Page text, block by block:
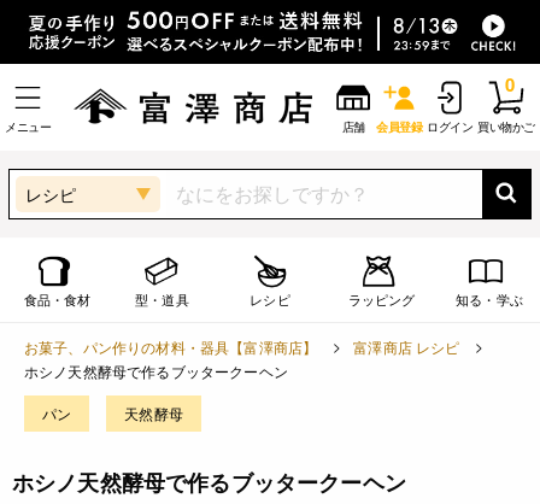
メニュー 店舗 会員登録 ログイン 買い物かご
0
レシピ
食品・食材 型・道具 レシピ ラッピング 知る・学ぶ
お菓子、パン作りの材料・器具【富澤商店】
富澤商店 レシピ
ホシノ天然酵母で作るブッタークーヘン
パン 天然酵母
ホシノ天然酵母で作るブッタークーヘン